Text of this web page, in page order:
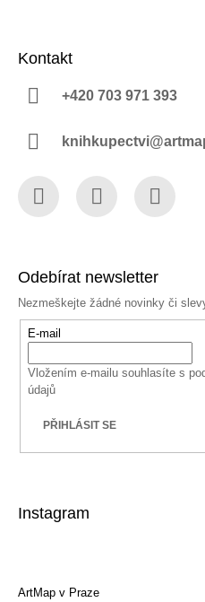
Kontakt
+420 703 971 393
Odebírat newsletter
Nezmeškejte žádné novinky či
E-mail
Vložením e-mailu souhlasíte s
údajů
PŘIHLÁSIT SE
Instagram
ArtMap v Praze